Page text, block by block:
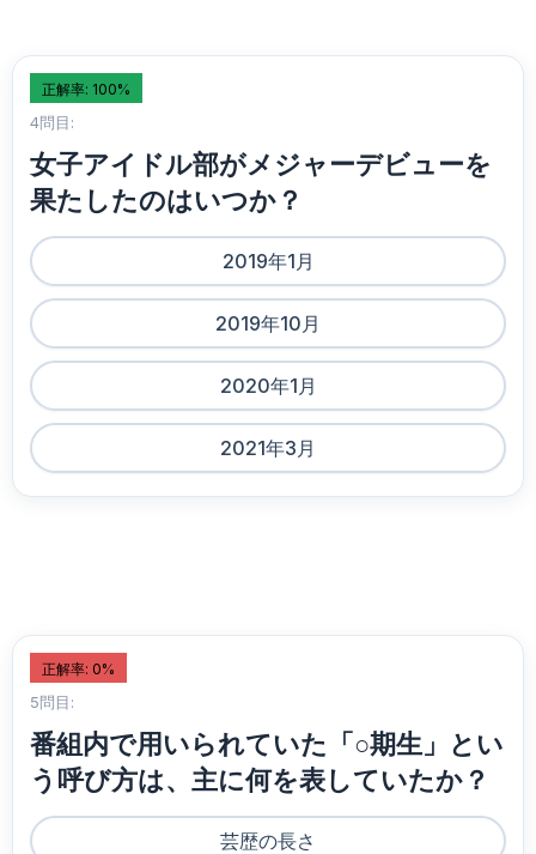
正解率: 100%
4問目:
女子アイドル部がメジャーデビューを
果たしたのはいつか？
2019年1月
2019年10月
2020年1月
2021年3月
正解率: 0%
5問目:
番組内で用いられていた「○期生」とい
う呼び方は、主に何を表していたか？
芸歴の長さ